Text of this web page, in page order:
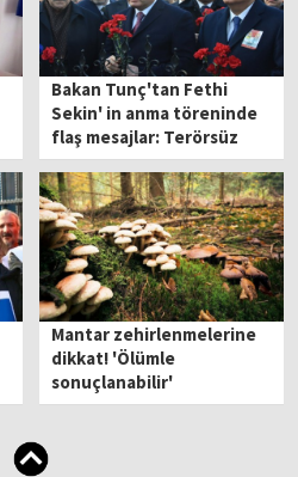
Bakan Tunç'tan Fethi
Sekin' in anma töreninde
flaş mesajlar: Terörsüz
Türkiye'nin şafağındayız
Mantar zehirlenmelerine
dikkat! 'Ölümle
sonuçlanabilir'